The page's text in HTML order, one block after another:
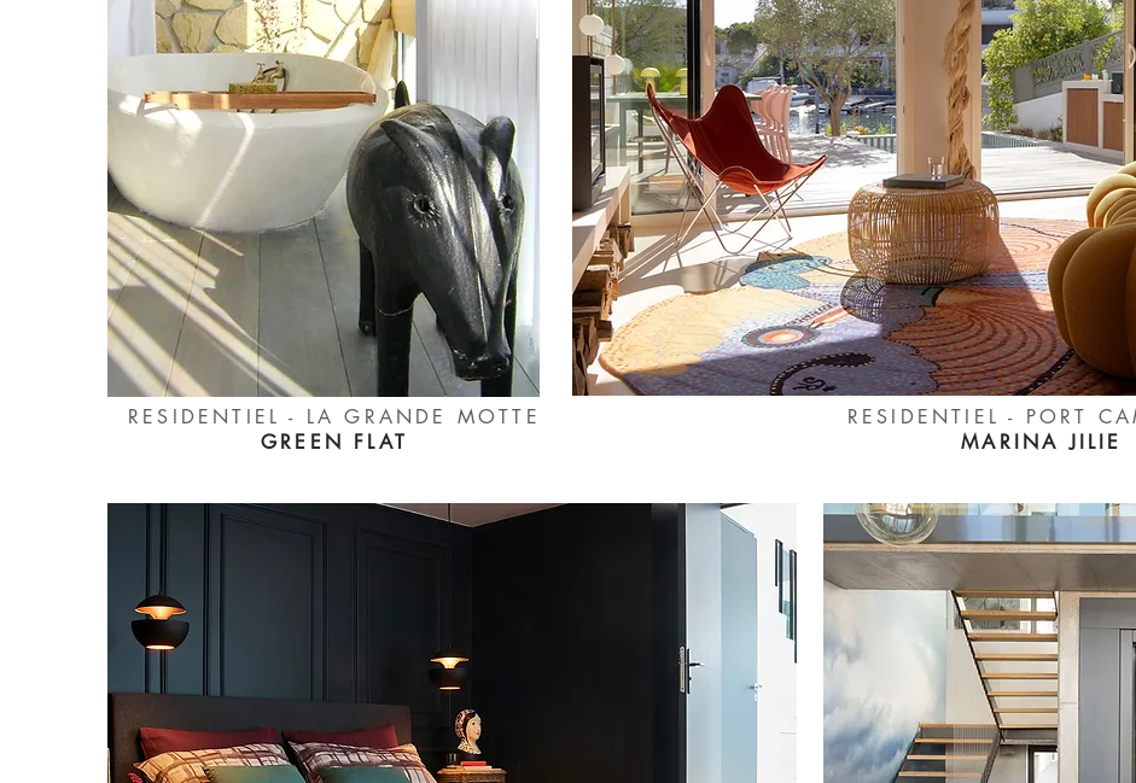
RESIDENTIEL - LA GRANDE MOTTE
GREEN FLAT
RESIDENTIEL - PORT
MARINA JILIE